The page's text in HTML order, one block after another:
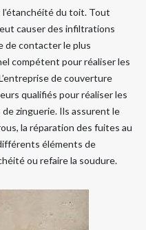
du toit. Tout
causer des infiltrations
de contacter le plus
compétent pour réaliser les
de couverture
qualifiés pour réaliser les
zinguerie. Ils assurent le
la réparation des fuites au
éléments de
ou refaire la soudure.